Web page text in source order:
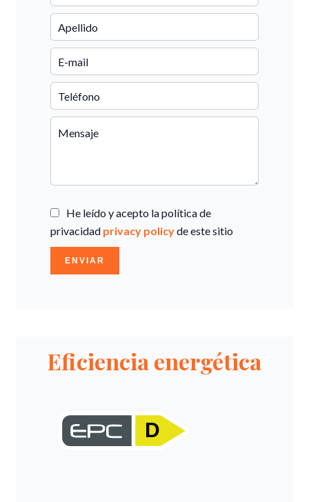
He leído y acepto la política de
privacidad privacy policyde este sitio
ENVIAR
Eficiencia energética
D